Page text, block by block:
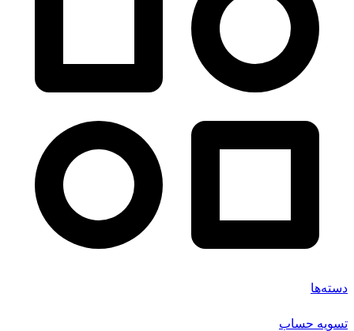
دسته‌ها
تسویه حساب